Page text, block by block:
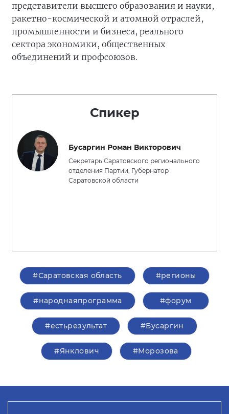
представители высшего образования и науки,
ракетно-космической и атомной отраслей,
промышленности и бизнеса, реального
сектора экономики, общественных
объединений и профсоюзов.
Спикер
Бусаргин Роман Викторович
Секретарь Саратовского регионального
отделения Партии, Губернатор
Саратовской области
#Саратовская область #регионы
#народнаяпрограмма #форум
#естьрезультат #Бусаргин
#Янклович #Морозова